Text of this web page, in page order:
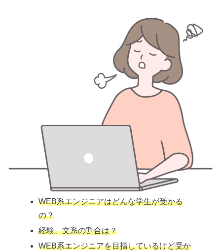
WEB系エンジニアはどんな学生が受かる
の？
経験、文系の割合は？
WEB系エンジニアを目指しているけど受か